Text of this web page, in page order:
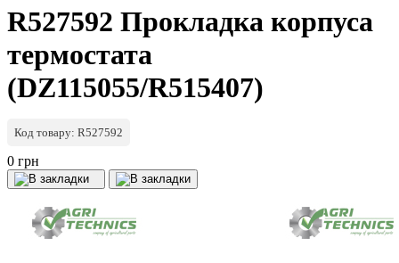
R527592 Прокладка корпуса
термостата
(DZ115055/R515407)
Код товару: R527592
0 грн